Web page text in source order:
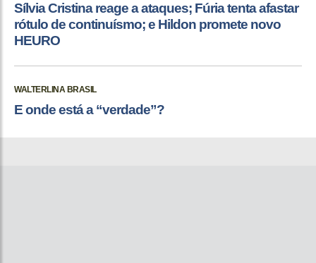
Sílvia Cristina reage a ataques; Fúria tenta afastar
rótulo de continuísmo; e Hildon promete novo
HEURO
WALTERLINA BRASIL
E onde está a “verdade”?